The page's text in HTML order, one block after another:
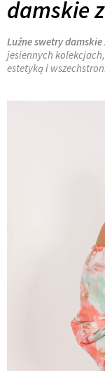
damskie
Luźne swetry
jesiennych
estetyką i